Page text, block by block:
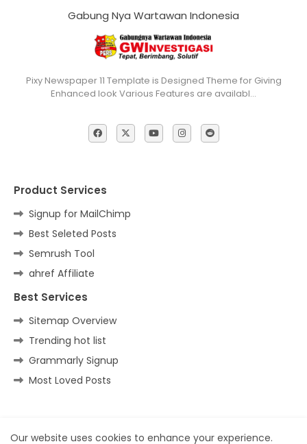
Gabung Nya Wartawan Indonesia
Pixy Newspaper 11 Template is Designed Theme for Giving
Enhanced look Various Features are availabl…
Product Services
Signup for MailChimp
Best Seleted Posts
Semrush Tool
ahref Affiliate
Best Services
Sitemap Overview
Trending hot list
Grammarly Signup
Most Loved Posts
Home Contact us Privacy Policy
Our website uses cookies to enhance your experience.